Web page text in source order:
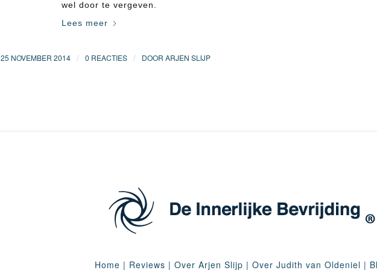
wel door te vergeven.
Lees meer
25 NOVEMBER 2014 / 0 REACTIES / DOOR ARJEN SLIJP
Home | Reviews | Over Arjen Slijp | Over Judith van Oldeniel |